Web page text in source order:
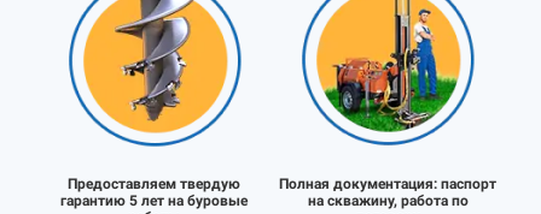
Предоставляем твердую
гарантию 5 лет на буровые
Полная документация: паспорт
на скважину, работа по